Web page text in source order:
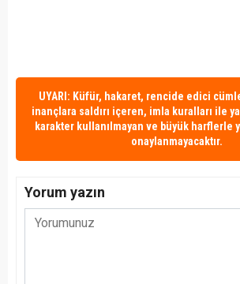
UYARI: Küfür, hakaret, rencide edici
inançlara saldırı içeren, imla kuralları ile
karakter kullanılmayan ve büyük harflerle
onaylanmayacaktır.
Yorum yazın